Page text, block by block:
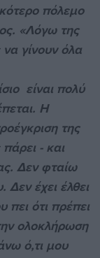
πόλεμο
«Λόγω της
γίνουν όλα
είναι πολύ
Η
της
- και
Δεν φταίω
έχει έλθει
ότι πρέπει
ολοκλήρωση
ό,τι μου